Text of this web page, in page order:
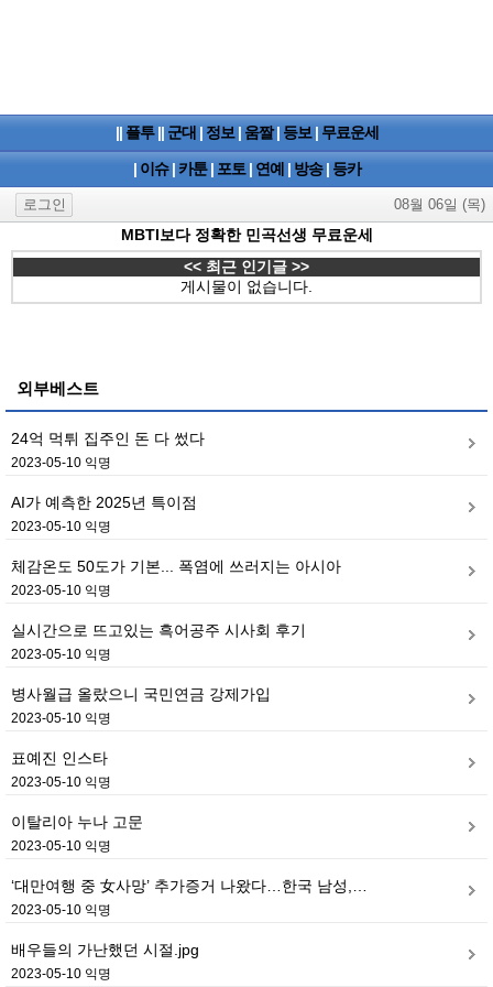
|| 플투 || 군대 | 정보 | 움짤 | 등보 | 무료운세
| 이슈 | 카툰 | 포토 | 연예 | 방송 | 등카
로그인 08월 06일 (목)
MBTI보다 정확한 민곡선생 무료운세
<< 최근 인기글 >>
게시물이 없습니다.
외부베스트
24억 먹튀 집주인 돈 다 썼다
2023-05-10 익명
AI가 예측한 2025년 특이점
2023-05-10 익명
체감온도 50도가 기본... 폭염에 쓰러지는 아시아
2023-05-10 익명
실시간으로 뜨고있는 흑어공주 시사회 후기
2023-05-10 익명
병사월급 올랐으니 국민연금 강제가입
2023-05-10 익명
표예진 인스타
2023-05-10 익명
이탈리아 누나 고문
2023-05-10 익명
‘대만여행 중 女사망’ 추가증거 나왔다…한국 남성,…
2023-05-10 익명
배우들의 가난했던 시절.jpg
2023-05-10 익명